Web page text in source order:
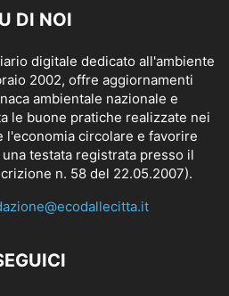
DI NOI
digitale dedicato all'ambiente
2002, offre aggiornamenti
ambientale nazionale e
le buone pratiche realizzate nei
circolare e favorire
testata registrata presso il
n. 58 del 22.05.2007).